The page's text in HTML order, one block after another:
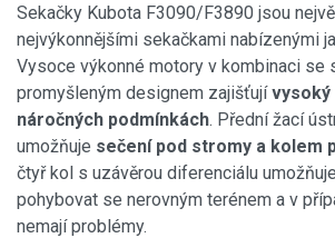
Sekačky Kubota F3090/F3890 jsou
nejvýkonnějšími sekačkami nabízenými
Vysoce výkonné motory v kombinaci se
promyšleným designem zajišťujívysoký
náročných podmínkách. Přední žací
umožňuje sečení pod stromy a kolem
čtyř kol s uzávěrou diferenciálu
pohybovat se nerovným terénem a v
nemají problémy.